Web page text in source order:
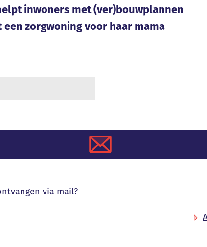
inwoners met (ver)bouwplannen
een zorgwoning voor haar mama
via mail?